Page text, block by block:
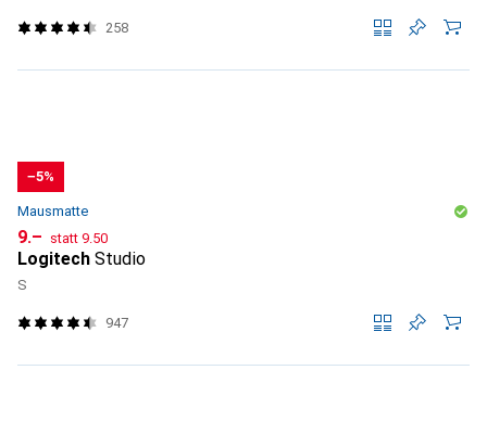
258
−5%
Mausmatte
CHF
9.– statt CHF
9.50
Logitech Studio
S
947